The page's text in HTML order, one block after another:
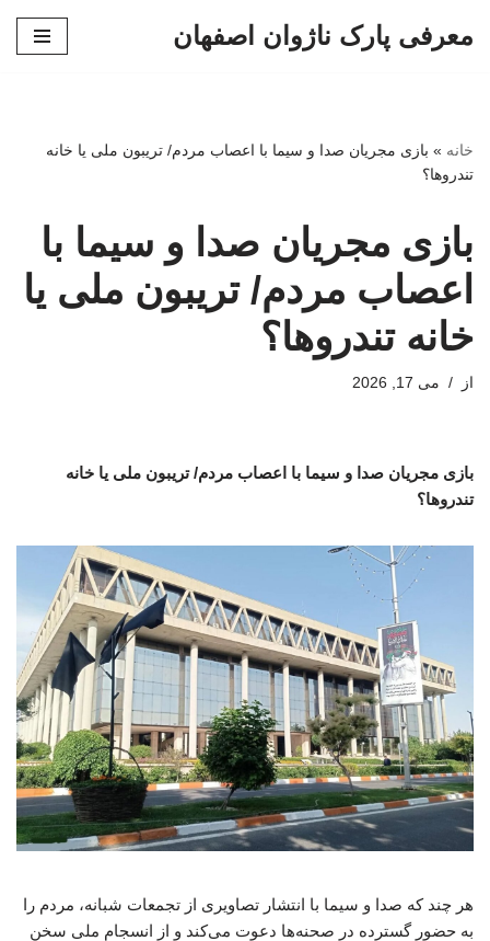
معرفی پارک ناژوان اصفهان
خانه » بازی مجریان صدا و سیما با اعصاب مردم/ تریبون ملی یا خانه
تندروها؟
بازی مجریان صدا و سیما با
اعصاب مردم/ تریبون ملی یا
خانه تندروها؟
از می 17, 2026
بازی مجریان صدا و سیما با اعصاب مردم/ تریبون ملی یا خانه
تندروها؟
هر چند که صدا و سیما با انتشار تصاویری از تجمعات شبانه، مردم را
به حضور گسترده در صحنه‌ها دعوت می‌کند و از انسجام ملی سخن